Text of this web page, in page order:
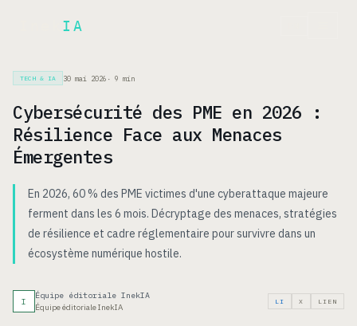
IA
TECH & IA 30 mai 2026 · 9 min
Cybersécurité des PME en 2026 :
Résilience Face aux Menaces
Émergentes
En 2026, 60 % des PME victimes d'une cyberattaque majeure
ferment dans les 6 mois. Décryptage des menaces, stratégies
de résilience et cadre réglementaire pour survivre dans un
écosystème numérique hostile.
I
Équipe éditoriale InekIA
Équipe éditoriale InekIA
LI X LIEN